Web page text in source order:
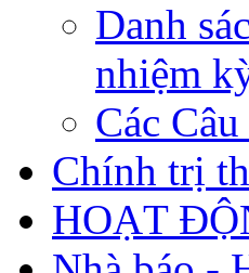
Danh
nhiệm
Các
Chính trị
HOẠT